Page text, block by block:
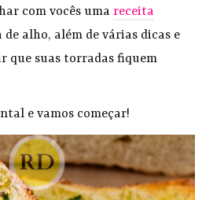
com vocês umareceita
alho, além de várias dicas e
que suas torradas fiquem
e vamos começar!